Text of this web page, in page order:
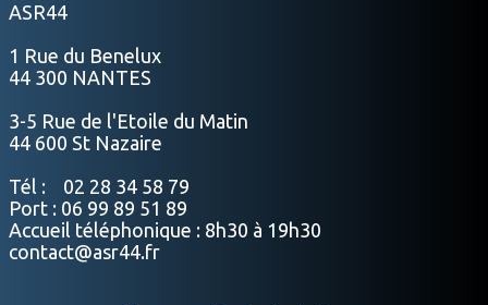
ASR44
1 Rue du Benelux
44 300 NANTES
3-5 Rue de l'Etoile du Matin
44 600 St Nazaire
Tél : 02 28 34 58 79
Port : 06 99 89 51 89
Accueil téléphonique : 8h30 à 19h30
contact@asr44.fr